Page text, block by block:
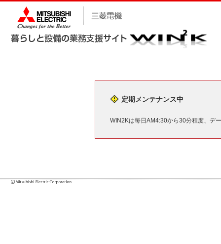
定期メンテナンス中
WIN2Kは毎日AM4:30から30分程度、デ